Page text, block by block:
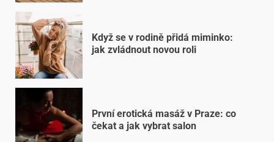
Když se v rodině přidá miminko:
jak zvládnout novou roli
První erotická masáž v Praze: co
čekat a jak vybrat salon